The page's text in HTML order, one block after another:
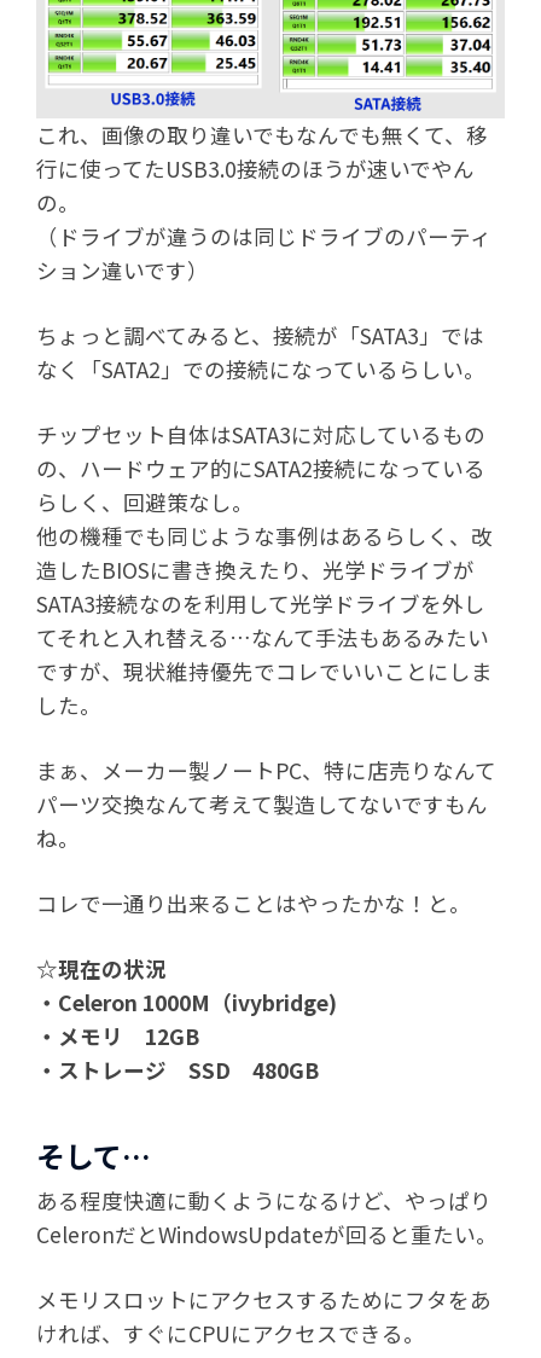
これ、画像の取り違いでもなんでも無くて、移
行に使ってたUSB3.0接続のほうが速いでやん
の。
（ドライブが違うのは同じドライブのパーティ
ション違いです）
ちょっと調べてみると、接続が「SATA3」では
なく「SATA2」での接続になっているらしい。
チップセット自体はSATA3に対応しているもの
の、ハードウェア的にSATA2接続になっている
らしく、回避策なし。
他の機種でも同じような事例はあるらしく、改
造したBIOSに書き換えたり、光学ドライブが
SATA3接続なのを利用して光学ドライブを外し
てそれと入れ替える…なんて手法もあるみたい
ですが、現状維持優先でコレでいいことにしま
した。
まぁ、メーカー製ノートPC、特に店売りなんて
パーツ交換なんて考えて製造してないですもん
ね。
コレで一通り出来ることはやったかな！と。
☆現在の状況
・Celeron 1000M（ivybridge)
・メモリ 12GB
・ストレージ SSD 480GB
そして…
ある程度快適に動くようになるけど、やっぱり
CeleronだとWindowsUpdateが回ると重たい。
メモリスロットにアクセスするためにフタをあ
ければ、すぐにCPUにアクセスできる。